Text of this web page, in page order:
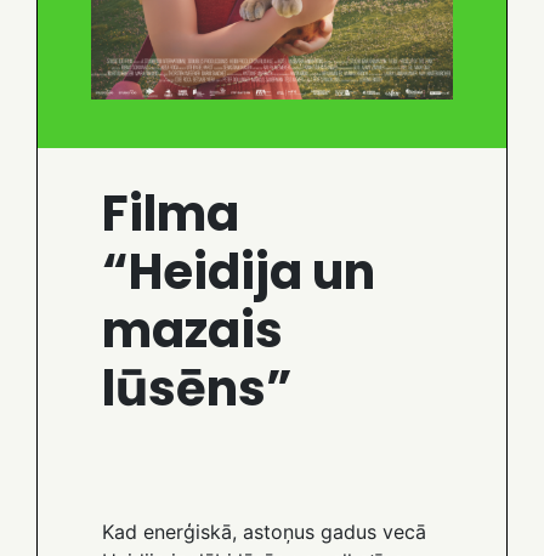
Filma
“Heidija un
mazais
lūsēns”
Kad enerģiskā, astoņus gadus vecā